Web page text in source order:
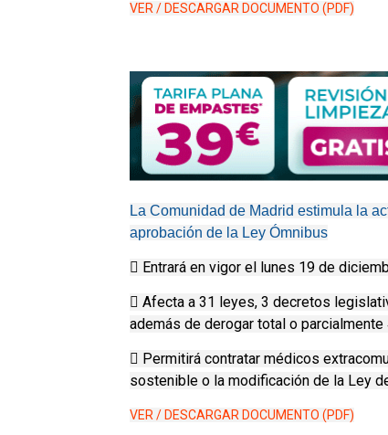
VER / DESCARGAR DOCUMENTO (PDF)
La Comunidad de Madrid estimula la
aprobación de la Ley Ómnibus
 Entrará en vigor el lunes 19 de
 Afecta a 31 leyes, 3 decretos
además de derogar total o
 Permitirá contratar médicos
sostenible o la modificación de la Ley
VER / DESCARGAR DOCUMENTO (PDF)